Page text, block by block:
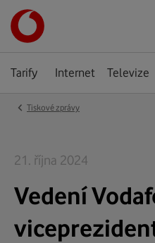
stránka
Tarify Internet Televize
‹ Tiskové zprávy
21. října 2024
Vedení